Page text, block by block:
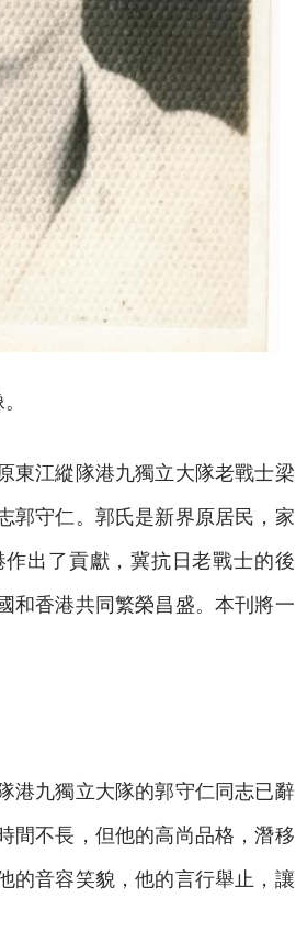
江縱隊港九獨立大隊老戰士梁
郭守仁。郭氏是新界原居民，家
出了貢獻，冀抗日老戰士的後
和香港共同繁榮昌盛。本刊將一
九獨立大隊的郭守仁同志已辭
間不長，但他的高尚品格，潛移
的音容笑貌，他的言行舉止，讓